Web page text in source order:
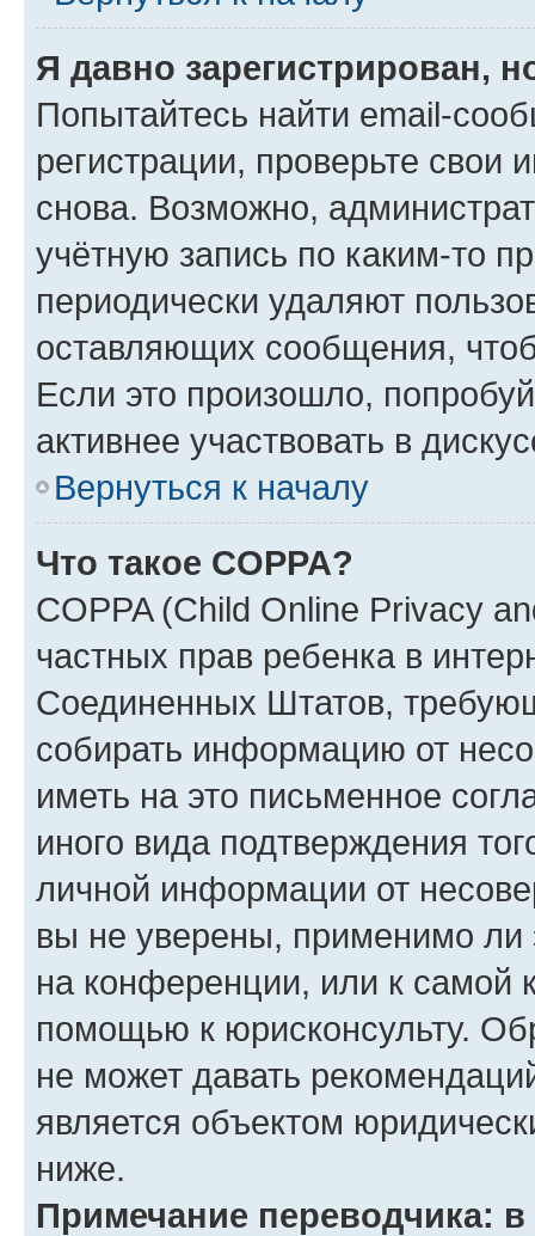
Я давно зарегистрирован,
Попытайтесь найти email-
регистрации, проверьте свои
снова. Возможно,
учётную запись по каким-то
периодически удаляют
оставляющих сообщения,
Если это произошло,
активнее участвовать в
Вернуться к началу
Что такое COPPA?
COPPA (Child Online Privacy
частных прав ребенка в
Соединенных Штатов,
собирать информацию от
иметь на это письменное
иного вида подтверждения
личной информации от
вы не уверены, применимо ли
на конференции, или к самой
помощью к юрисконсульту.
не может давать
является объектом
ниже.
Примечание переводчика: